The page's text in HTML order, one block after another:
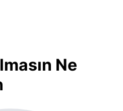
Ne